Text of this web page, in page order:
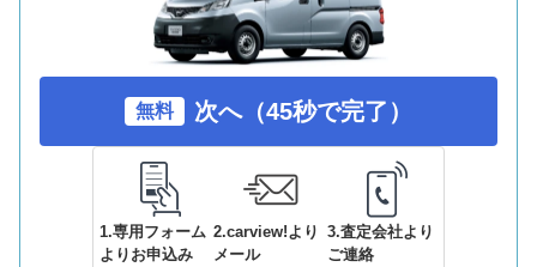
無料 次へ（45秒で完了）
1.専用フォーム
よりお申込み
2.carview!より
メール
3.査定会社より
ご連絡